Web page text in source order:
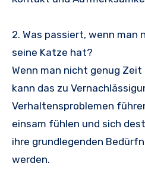
2. Was passiert, wenn
seine Katze hat?
Wenn man nicht genug
kann das zu
Verhaltensproblemen
einsam fühlen und sich
ihre grundlegenden
werden.